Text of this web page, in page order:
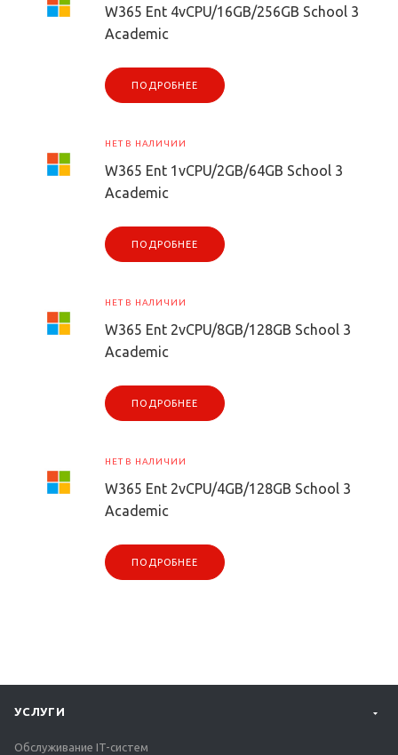
W365 Ent 4vCPU/16GB/256GB School 3
Academic
ПОДРОБНЕЕ
НЕТ В НАЛИЧИИ
W365 Ent 1vCPU/2GB/64GB School 3
Academic
ПОДРОБНЕЕ
НЕТ В НАЛИЧИИ
W365 Ent 2vCPU/8GB/128GB School 3
Academic
ПОДРОБНЕЕ
НЕТ В НАЛИЧИИ
W365 Ent 2vCPU/4GB/128GB School 3
Academic
ПОДРОБНЕЕ
УСЛУГИ
Обслуживание IT-систем